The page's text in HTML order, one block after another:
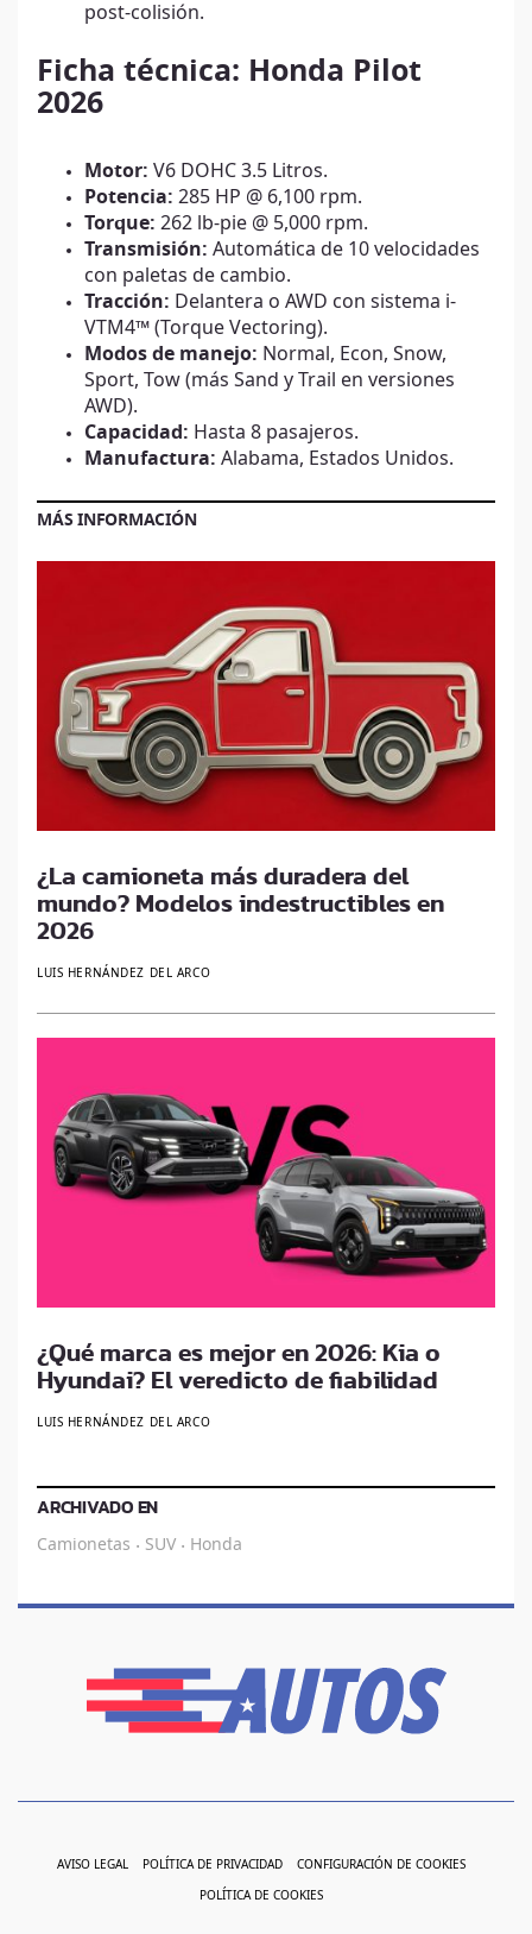
post-colisión.
Ficha técnica: Honda Pilot
2026
Motor: V6 DOHC 3.5 Litros.
Potencia: 285 HP @ 6,100 rpm.
Torque: 262 lb-pie @ 5,000 rpm.
Transmisión: Automática de 10 velocidades
con paletas de cambio.
Tracción: Delantera o AWD con sistema i-
VTM4™ (Torque Vectoring).
Modos de manejo: Normal, Econ, Snow,
Sport, Tow (más Sand y Trail en versiones
AWD).
Capacidad: Hasta 8 pasajeros.
Manufactura: Alabama, Estados Unidos.
MÁS INFORMACIÓN
¿La camioneta más duradera del
mundo? Modelos indestructibles en
2026
LUIS HERNÁNDEZ DEL ARCO
¿Qué marca es mejor en 2026: Kia o
Hyundai? El veredicto de fiabilidad
LUIS HERNÁNDEZ DEL ARCO
ARCHIVADO EN
Camionetas · SUV · Honda
AVISO LEGAL POLÍTICA DE PRIVACIDAD CONFIGURACIÓN DE COOKIES
POLÍTICA DE COOKIES